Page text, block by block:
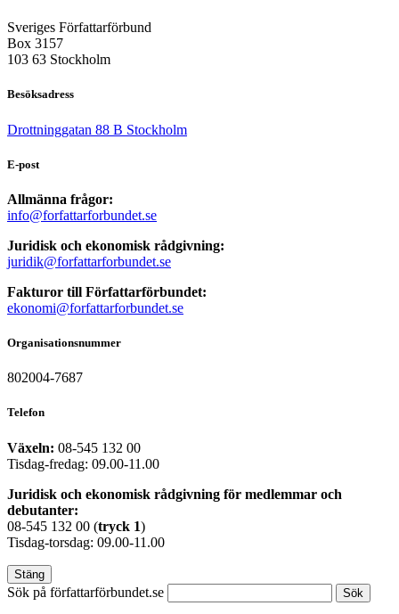
Sveriges Författarförbund
Box 3157
103 63 Stockholm
Besöksadress
Drottninggatan 88 B Stockholm
E-post
Allmänna frågor:
info@forfattarforbundet.se
Juridisk och ekonomisk rådgivning:
juridik@forfattarforbundet.se
Fakturor till Författarförbundet:
ekonomi@forfattarforbundet.se
Organisationsnummer
802004-7687
Telefon
Växeln: 08-545 132 00
Tisdag-fredag: 09.00-11.00
Juridisk och ekonomisk rådgivning för medlemmar och
debutanter:
08-545 132 00 (tryck 1)
Tisdag-torsdag: 09.00-11.00
Stäng
Sök på författarförbundet.se Sök